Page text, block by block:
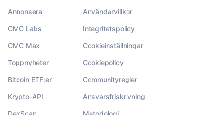
Annonsera
CMC Labs
CMC Max
Toppnyheter
Bitcoin ETF:er
Krypto-API
DexScan
Användarvillkor
Integritetspolicy
Cookieinställningar
Cookiepolicy
Communityregler
Ansvarsfriskrivning
Metodologi